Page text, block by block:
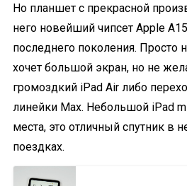
Но планшет с прекрасной
него новейший чипсет Apple
последнего поколения. Просто
хочет большой экран, но не
громоздкий iPad Air либо
линейки Max. Небольшой iPad
места, это отличный спутник в
поездках.